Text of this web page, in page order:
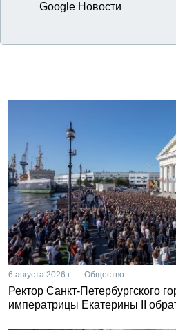
Google Новости
6 августа 2026 г. — Общество
Ректор Санкт-Петербургского
императрицы Екатерины II